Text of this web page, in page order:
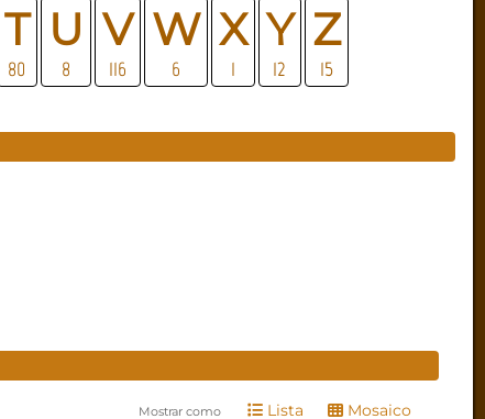
T
80
U
8
V
116
W
6
X
1
Y
12
Z
15
Mostrar como Lista Mosaico